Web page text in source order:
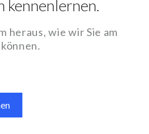
kennenlernen.
heraus, wie wir Sie am